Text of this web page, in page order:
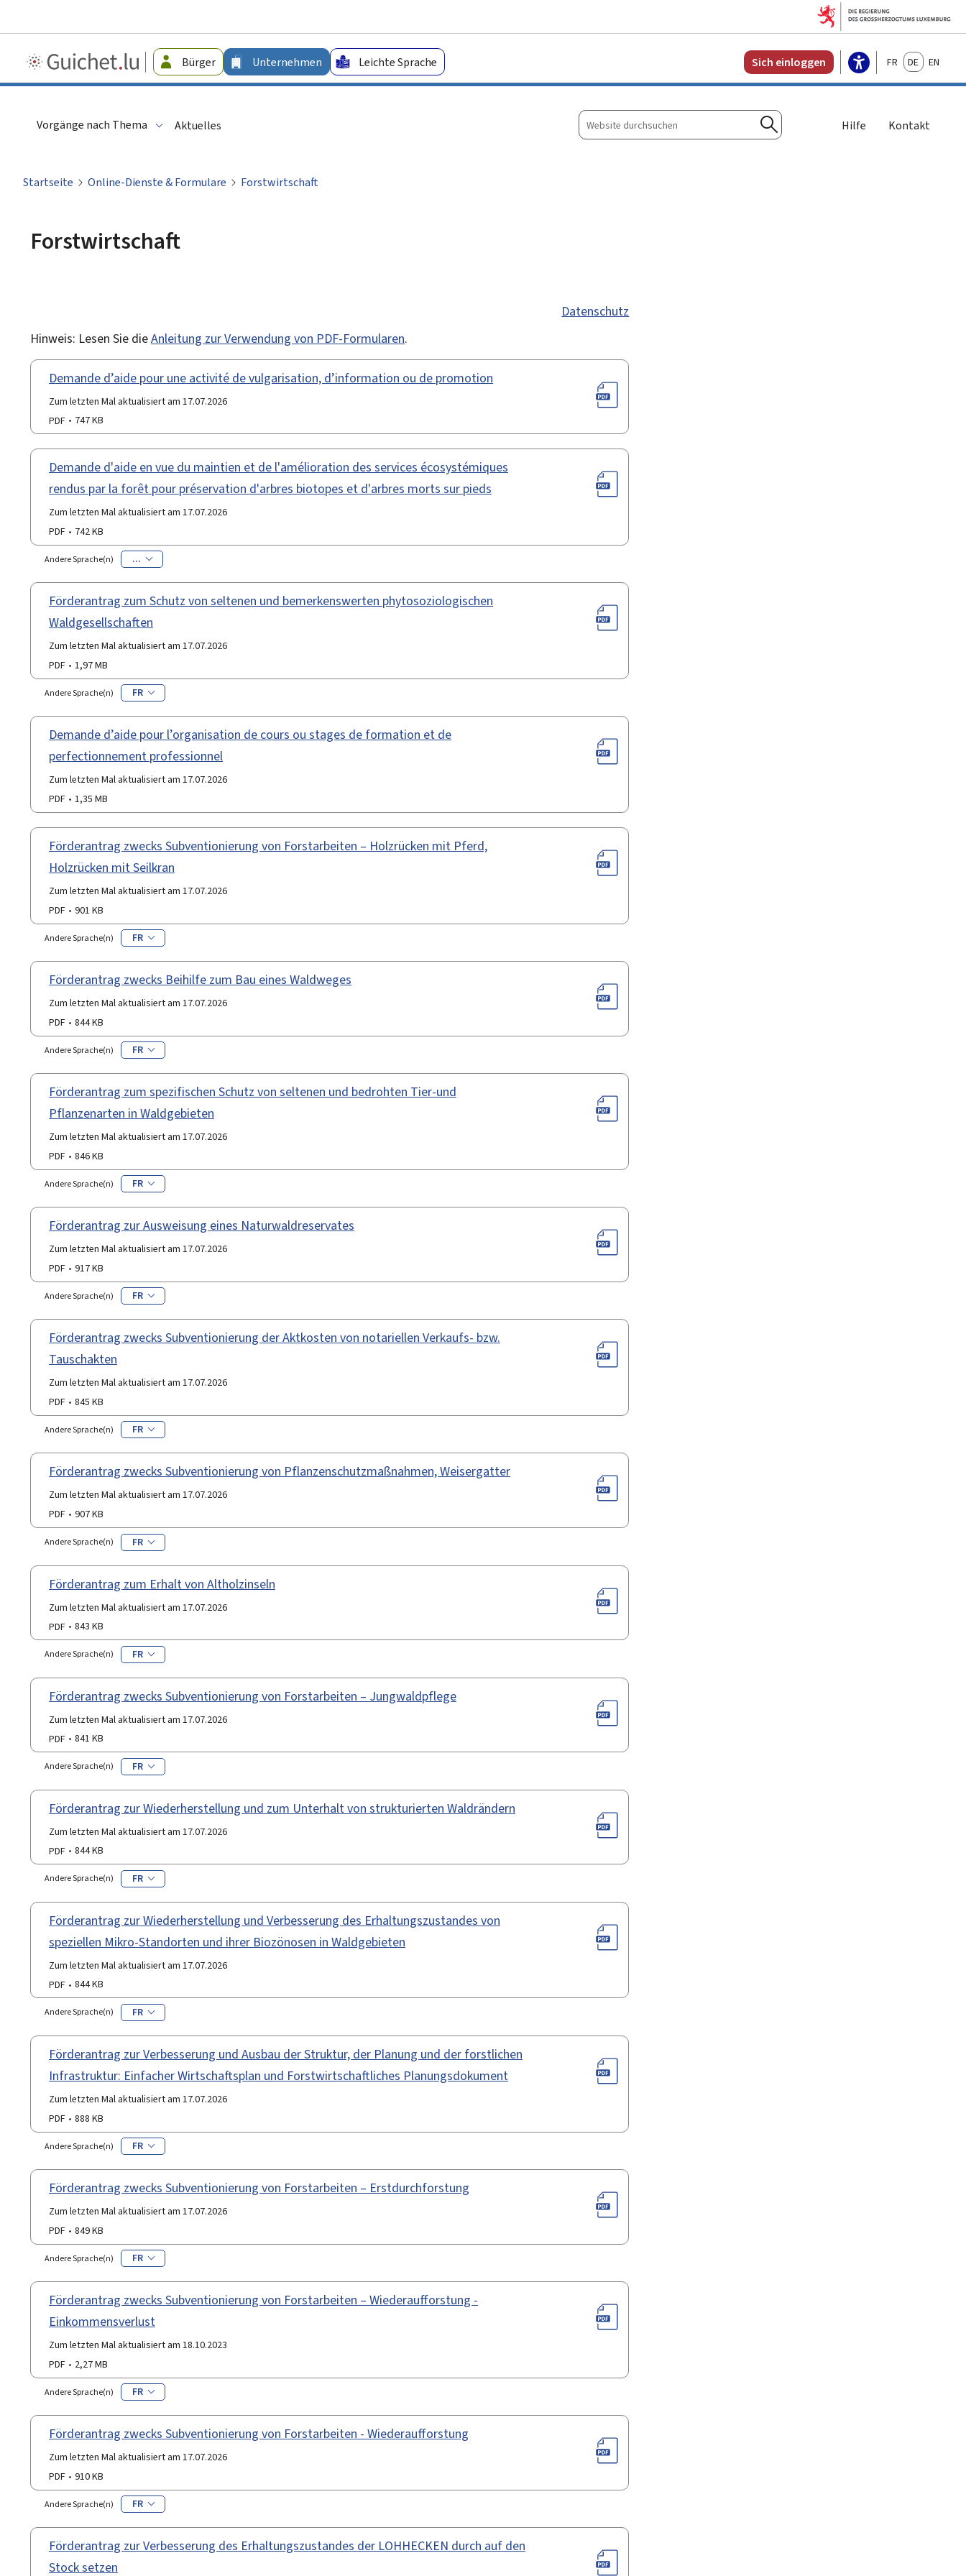
Guichet.lu
-
Bürger Unternehmen Leichte Sprache Sich einloggen FrançaisDeutschEnglish
Vorgänge nach Thema Aktuelles
Website
durchsuchen
Suchen
Hilfe Kontakt
Startseite Online-Dienste & Formulare Forstwirtschaft
Forstwirtschaft
Datenschutz
Hinweis: Lesen Sie dieAnleitung zur Verwendung von PDF-Formularen.
Demande d’aide pour une activité de vulgarisation, d’information ou de promotion
Zum letzten Mal aktualisiert am 17.07.2026
PDF
747 KB
Demande d'aide en vue du maintien et de l'amélioration des services écosystémiques
rendus par la forêt pour préservation d'arbres biotopes et d'arbres morts sur pieds
Zum letzten Mal aktualisiert am 17.07.2026
PDF
742 KB
Andere Sprache(n) ...
Förderantrag zum Schutz von seltenen und bemerkenswerten phytosoziologischen
Waldgesellschaften
Zum letzten Mal aktualisiert am 17.07.2026
PDF
1,97 MB
Andere Sprache(n) FR
Demande d’aide pour l’organisation de cours ou stages de formation et de
perfectionnement professionnel
Zum letzten Mal aktualisiert am 17.07.2026
PDF
1,35 MB
Förderantrag zwecks Subventionierung von Forstarbeiten – Holzrücken mit Pferd,
Holzrücken mit Seilkran
Zum letzten Mal aktualisiert am 17.07.2026
PDF
901 KB
Andere Sprache(n) FR
Förderantrag zwecks Beihilfe zum Bau eines Waldweges
Zum letzten Mal aktualisiert am 17.07.2026
PDF
844 KB
Andere Sprache(n) FR
Förderantrag zum spezifischen Schutz von seltenen und bedrohten Tier-und
Pflanzenarten in Waldgebieten
Zum letzten Mal aktualisiert am 17.07.2026
PDF
846 KB
Andere Sprache(n) FR
Förderantrag zur Ausweisung eines Naturwaldreservates
Zum letzten Mal aktualisiert am 17.07.2026
PDF
917 KB
Andere Sprache(n) FR
Förderantrag zwecks Subventionierung der Aktkosten von notariellen Verkaufs- bzw.
Tauschakten
Zum letzten Mal aktualisiert am 17.07.2026
PDF
845 KB
Andere Sprache(n) FR
Förderantrag zwecks Subventionierung von Pflanzenschutzmaßnahmen, Weisergatter
Zum letzten Mal aktualisiert am 17.07.2026
PDF
907 KB
Andere Sprache(n) FR
Förderantrag zum Erhalt von Altholzinseln
Zum letzten Mal aktualisiert am 17.07.2026
PDF
843 KB
Andere Sprache(n) FR
Förderantrag zwecks Subventionierung von Forstarbeiten – Jungwaldpflege
Zum letzten Mal aktualisiert am 17.07.2026
PDF
841 KB
Andere Sprache(n) FR
Förderantrag zur Wiederherstellung und zum Unterhalt von strukturierten Waldrändern
Zum letzten Mal aktualisiert am 17.07.2026
PDF
844 KB
Andere Sprache(n) FR
Förderantrag zur Wiederherstellung und Verbesserung des Erhaltungszustandes von
speziellen Mikro-Standorten und ihrer Biozönosen in Waldgebieten
Zum letzten Mal aktualisiert am 17.07.2026
PDF
844 KB
Andere Sprache(n) FR
Förderantrag zur Verbesserung und Ausbau der Struktur, der Planung und der forstlichen
Infrastruktur: Einfacher Wirtschaftsplan und Forstwirtschaftliches Planungsdokument
Zum letzten Mal aktualisiert am 17.07.2026
PDF
888 KB
Andere Sprache(n) FR
Förderantrag zwecks Subventionierung von Forstarbeiten – Erstdurchforstung
Zum letzten Mal aktualisiert am 17.07.2026
PDF
849 KB
Andere Sprache(n) FR
Förderantrag zwecks Subventionierung von Forstarbeiten – Wiederaufforstung -
Einkommensverlust
Zum letzten Mal aktualisiert am 18.10.2023
PDF
2,27 MB
Andere Sprache(n) FR
Förderantrag zwecks Subventionierung von Forstarbeiten - Wiederaufforstung
Zum letzten Mal aktualisiert am 17.07.2026
PDF
910 KB
Andere Sprache(n) FR
Förderantrag zur Verbesserung des Erhaltungszustandes der LOHHECKEN durch auf den
Stock setzen